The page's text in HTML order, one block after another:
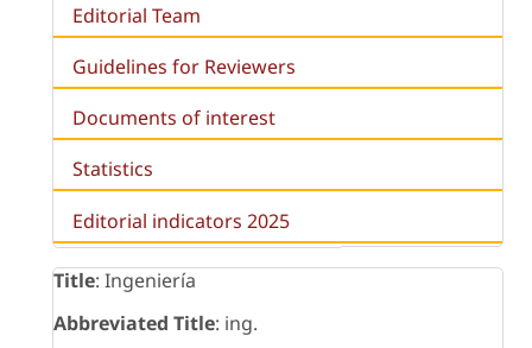
Editorial Team
Guidelines for Reviewers
Documents of interest
Statistics
Editorial indicators 2025
Title: Ingeniería
Abbreviated Title: ing.